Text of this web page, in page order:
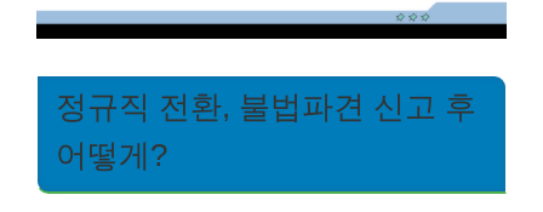
정규직 전환, 불법파견 신고 후
어떻게?